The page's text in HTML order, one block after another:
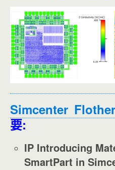
Simcenter
要:
IP Introducing
SmartPart in